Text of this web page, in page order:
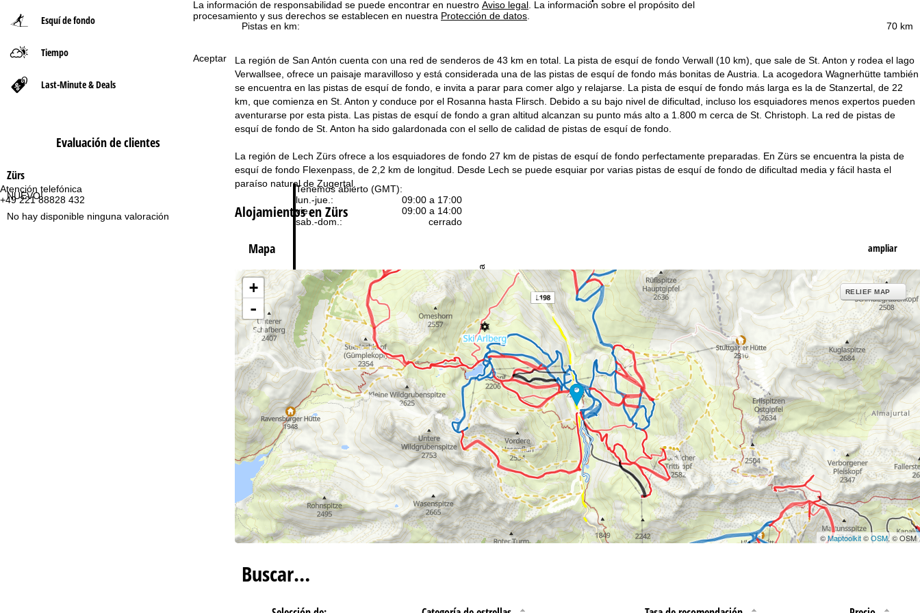
La información de responsabilidad se puede encontrar en nuestro Aviso legal . La información sobre el propósito del
procesamiento y sus derechos se establecen en nuestra Protección de datos
Aceptar
Atención telefónica
+49 221 88828 432
Tenemos abierto (GMT):
lun.-jue.:
09:00 a 17:00
vie.:
09:00 a 14:00
sab.-dom.:
cerrado
Contáctenos
Ayuda
Esquí de fondo
Tiempo
Last-Minute & Deals
Evaluación de clientes
Zürs
NUEVO!
No hay disponible ninguna valoración
n
p
r
n
i
p
a
70 km
Pistas en km:
La región de San Antón cuenta con una red de senderos de 43 km en total. La pista de esquí de fondo Verwall (10 km), que sale de St. Anton y rodea el lago
Verwallsee, ofrece un paisaje maravilloso y está considerada una de las pistas de esquí de fondo más bonitas de Austria. La acogedora Wagnerhütte también
se encuentra en las pistas de esquí de fondo, e invita a parar para comer algo y relajarse. La pista de esquí de fondo más larga es la de Stanzertal, de 22
km, que comienza en St. Anton y conduce por el Rosanna hasta Flirsch. Debido a su bajo nivel de dificultad, incluso los esquiadores menos expertos pueden
aventurarse por esta pista. Las pistas de esquí de fondo a gran altitud alcanzan su punto más alto a 1.800 m cerca de St. Christoph. La red de pistas de
esquí de fondo de St. Anton ha sido galardonada con el sello de calidad de pistas de esquí de fondo.
La región de Lech Zürs ofrece a los esquiadores de fondo 27 km de pistas de esquí de fondo perfectamente preparadas. En Zürs se encuentra la pista de
esquí de fondo Flexenpass, de 2,2 km de longitud. Desde Lech se puede esquiar por varias pistas de esquí de fondo de dificultad media y fácil hasta el
paraíso natural de Zugertal.
Alojamientos en Zürs
Mapa ampliar
+
-
RELIEF MAP
©Maptoolkit©OSM, © OSM
Buscar…